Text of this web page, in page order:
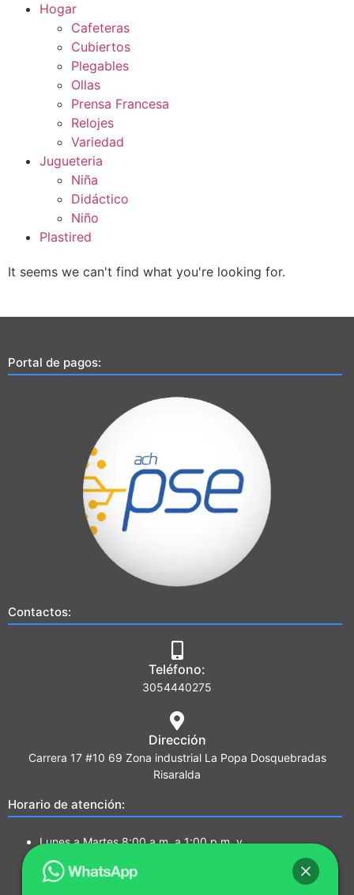
Hogar
Cafeteras
Cubiertos
Plegables
Ollas
Prensa Francesa
Relojes
Variedad
Jugueteria
Niña
Didáctico
Niño
Plastired
It seems we can't find what you're looking for.
Portal de pagos:
Contactos:
Teléfono:
3054440275
Dirección
Carrera 17 #10 69 Zona industrial La Popa Dosquebradas
Risaralda
Horario de atención:
Lunes a Martes 8:00 a.m. a 1:00 p.m. y
2:00 p.m. a 5:00 p.m.
Miércoles a Jueves 7:00a.m a 1:00 p.m. y